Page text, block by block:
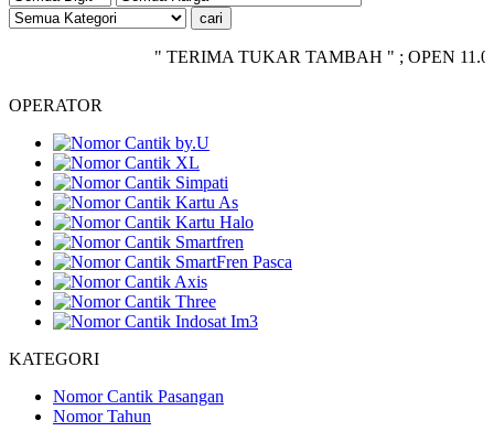
" TERIMA TUKAR TAMBAH " ; OPEN 11.00 -
OPERATOR
KATEGORI
Nomor Cantik Pasangan
Nomor Tahun